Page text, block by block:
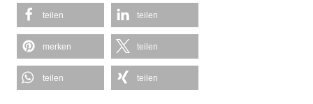
teilen teilen
merken teilen
teilen teilen